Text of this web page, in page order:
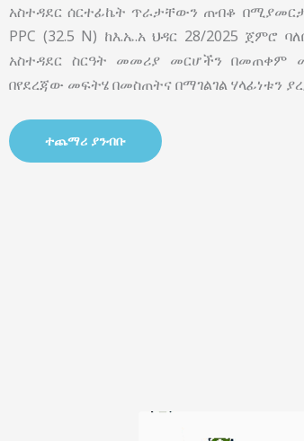
አስተዳደር ሰርተፊኬት ጥራታቸውን ጠብቆ
PPC (32.5 N) ከእ.ኤ.አ ህዳር 28/2025 ጀምሮ
አስተዳደር ስርዓት መመሪያ መርሆችን በመጠቀም
በየደረጃው መፍትሄ በመስጠትና በማገልገል ሃላፊነቱን
ተጨማሪ ያንብቡ